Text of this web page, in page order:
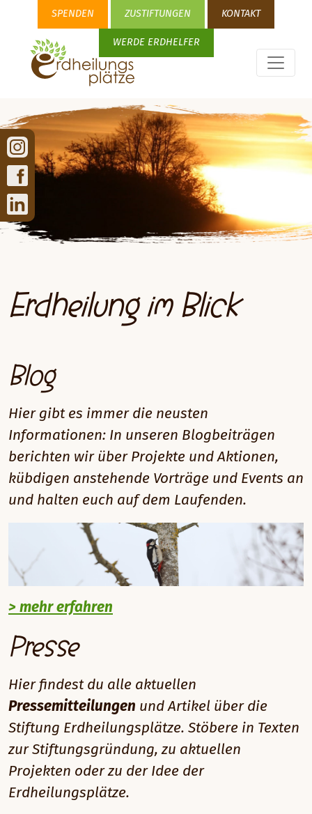
SPENDEN ZUSTIFTUNGEN KONTAKT
WERDE ERDHELFER
Erdheilung im Blick
Blog
Hier gibt es immer die neusten
Informationen: In unseren Blogbeiträgen
berichten wir über Projekte und Aktionen,
kübdigen anstehende Vorträge und Events an
und halten euch auf dem Laufenden.
> mehr erfahren
Presse
Hier findest du alle aktuellen
Pressemitteilungen und Artikel über die
Stiftung Erdheilungsplätze. Stöbere in Texten
zur Stiftungsgründung, zu aktuellen
Projekten oder zu der Idee der
Erdheilungsplätze.